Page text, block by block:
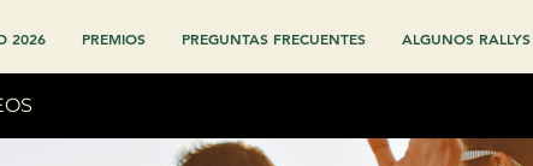
2026 PREMIOS PREGUNTAS FRECUENTES ALGUNOS RALLYS